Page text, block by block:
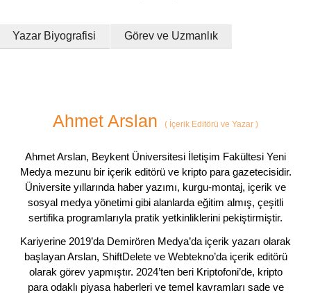
Yazar Biyografisi Görev ve Uzmanlık
Ahmet Arslan ( İçerik Editörü ve Yazar )
Ahmet Arslan, Beykent Üniversitesi İletişim Fakültesi Yeni
Medya mezunu bir içerik editörü ve kripto para gazetecisidir.
Üniversite yıllarında haber yazımı, kurgu-montaj, içerik ve
sosyal medya yönetimi gibi alanlarda eğitim almış, çeşitli
sertifika programlarıyla pratik yetkinliklerini pekiştirmiştir.
Kariyerine 2019’da Demirören Medya’da içerik yazarı olarak
başlayan Arslan, ShiftDelete ve Webtekno’da içerik editörü
olarak görev yapmıştır. 2024’ten beri Kriptofoni’de, kripto
para odaklı piyasa haberleri ve temel kavramları sade ve